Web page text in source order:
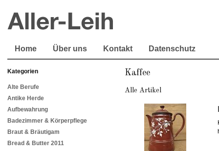
Home Über uns Kontakt Datenschutz
Kategorien
Alte Berufe
Antike Herde
Aufbewahrung
Badezimmer & Körperpflege
Braut & Bräutigam
Bread & Butter 2011
Kaffee
Alle Artikel